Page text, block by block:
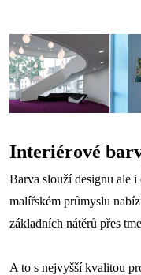
Interiérové
Barva slouží designu ale i
malířském průmyslu
základních nátěrů přes
A to s nejvyšší kvalitou